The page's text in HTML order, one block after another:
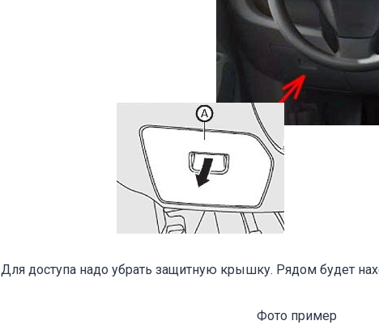
Для доступа надо убрать защитную крышку. Рядом будет
Фото пример